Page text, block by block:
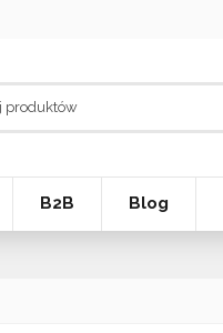
B2B Blog